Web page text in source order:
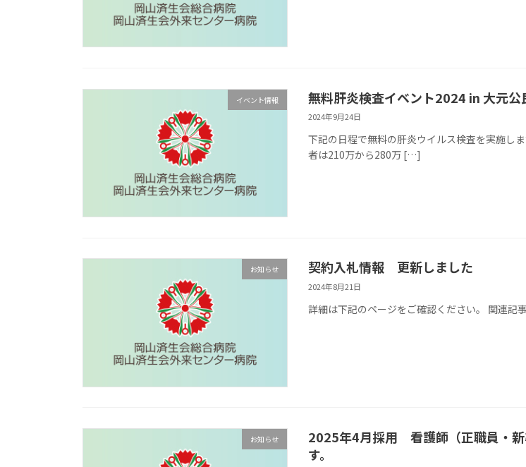
イベント情報 無料肝炎検査イベント2024 in 大元公
2024年9月24日
下記の日程で無料の肝炎ウイルス検査を実施し
者は210万から280万 […]
お知らせ 契約入札情報 更新しました
2024年8月21日
詳細は下記のページをご確認ください。 関連記事
お知らせ
2025年4月採用 看護師（正職員・新
す。